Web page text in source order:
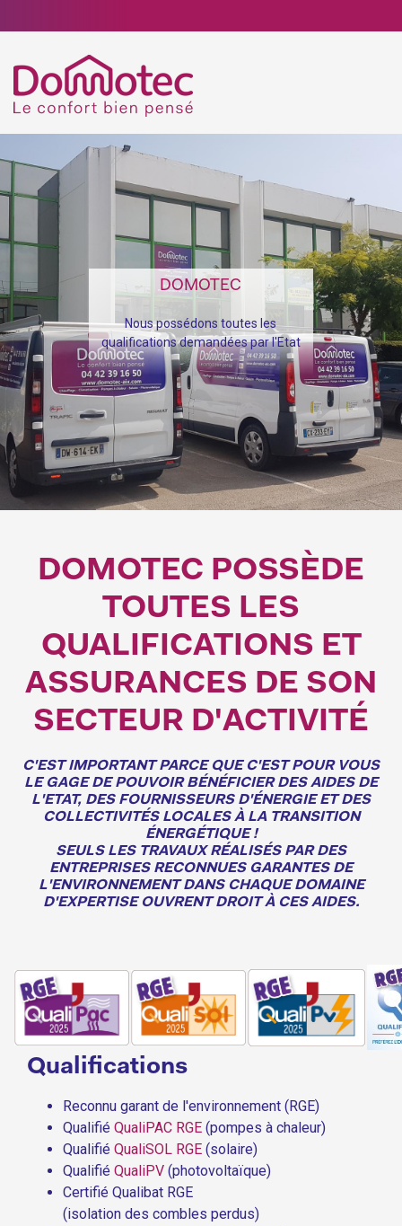
DOMOTEC
Nous possédons toutes les
qualifications demandées par l'Etat
DOMOTEC POSSÈDE
TOUTES LES
QUALIFICATIONS ET
ASSURANCES DE SON
SECTEUR D'ACTIVITÉ
C'EST IMPORTANT PARCE QUE C'EST POUR VOUS
LE GAGE DE POUVOIR BÉNÉFICIER DES AIDES DE
L'ETAT, DES FOURNISSEURS D'ÉNERGIE ET DES
COLLECTIVITÉS LOCALES À LA TRANSITION
ÉNERGÉTIQUE !
SEULS LES TRAVAUX RÉALISÉS PAR DES
ENTREPRISES RECONNUES GARANTES DE
L'ENVIRONNEMENT DANS CHAQUE DOMAINE
D'EXPERTISE OUVRENT DROIT À CES AIDES.
Qualifications
Reconnu garant de l'environnement (RGE)
Qualifié QualiPAC RGE (pompes à chaleur)
Qualifié QualiSOL RGE (solaire)
Qualifié QualiPV (photovoltaïque)
Certifié Qualibat RGE
(isolation des combles perdus)